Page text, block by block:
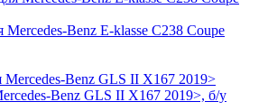
Benz E-klasse C238 Coupe
Benz GLS II X167 2019>, б/у